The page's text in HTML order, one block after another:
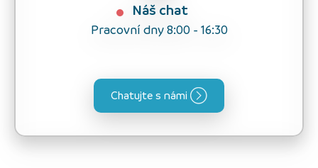
Náš chat
Pracovní dny 8:00 - 16:30
Chatujte s námi